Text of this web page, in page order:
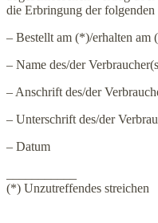
die Erbringung der
– Bestellt am (*)/erhalten am
– Name des/der
– Anschrift des/der
– Unterschrift des/der
– Datum
(*) Unzutreffendes streichen